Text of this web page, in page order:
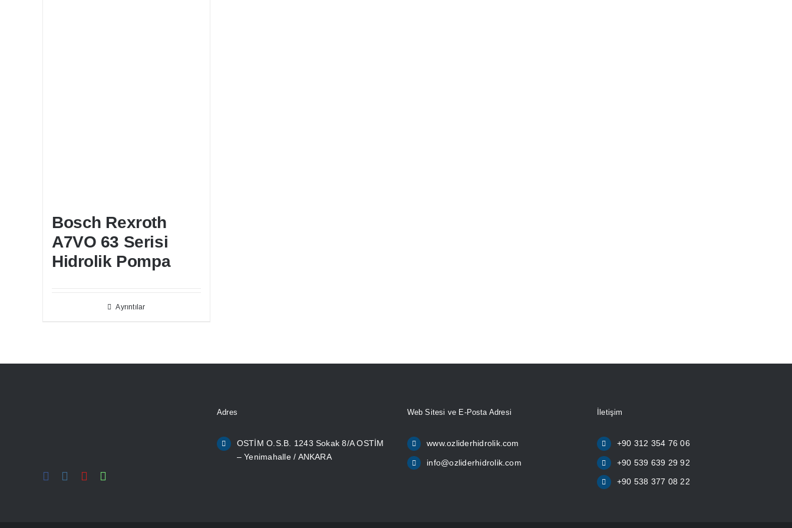
Bosch Rexroth
A7VO 63 Serisi
Hidrolik Pompa
Ayrıntılar
Adres
OSTİM O.S.B. 1243 Sokak 8/A OSTİM
– Yenimahalle / ANKARA
Web Sitesi ve E-Posta Adresi
www.ozliderhidrolik.com
info@ozliderhidrolik.com
İletişim
+90 312 354 76 06
+90 539 639 29 92
+90 538 377 08 22